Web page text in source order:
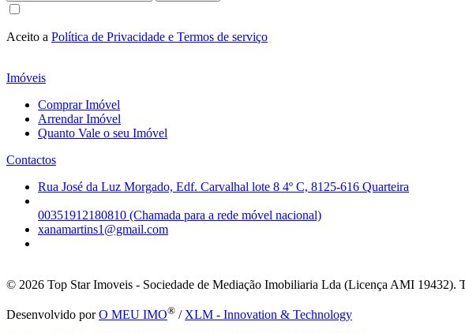
Aceito a Política de Privacidade e Termos de serviço
Imóveis
Comprar Imóvel
Arrendar Imóvel
Quanto Vale o seu Imóvel
Contactos
Rua José da Luz Morgado, Edf. Carvalhal lote 8 4º C, 8125-616 Quarteira
00351912180810 (Chamada para a rede móvel nacional)
xanamartins1@gmail.com
© 2026 Top Star Imoveis - Sociedade de Mediação Imobiliaria Lda (Licença AMI 19432).
Desenvolvido porO MEU IMO® / XLM - Innovation & Technology